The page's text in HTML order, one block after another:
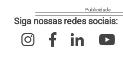
Siga nossas redes sociais: